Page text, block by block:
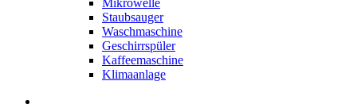
Mikrowelle
Staubsauger
Waschmaschine
Geschirrspüler
Kaffeemaschine
Klimaanlage